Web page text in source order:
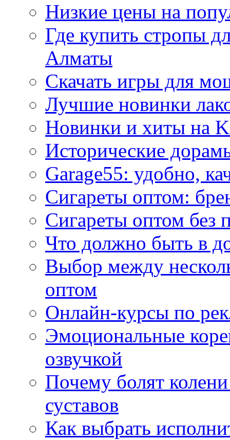
Низкие цены на
Где купить стропы
Алматы
Скачать игры для
Лучшие новинки
Новинки и хиты на
Исторические
Garage55: удобно,
Сигареты оптом:
Сигареты оптом без
Что должно быть в
Выбор между
оптом
Онлайн-курсы по
Эмоциональные
озвучкой
Почему болят
суставов
Как выбрать